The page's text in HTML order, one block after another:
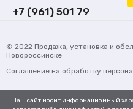
+7 (961) 501 79
© 2022 Продажа, установка и
Новороссийске
Соглашение на обработку
Наш сайт носит информационный